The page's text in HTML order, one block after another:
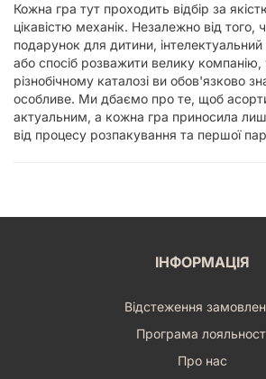
Кожна гра тут проходить відбір за
цікавістю механік. Незалежно від того,
подарунок для дитини,
або спосіб розважити велику
різнобічному каталозі ви обов'язково
особливе. Ми дбаємо про те, щоб
актуальним, а кожна гра приносила
від процесу розпакування та першої
ІНФОРМАЦІЯ
Відстеження
Програма
Про нас